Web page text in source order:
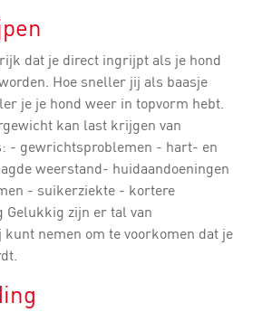
dat je direct ingrijpt als je hond
Hoe sneller jij als baasje
je je hond weer in topvorm hebt.
kan last krijgen van
- gewrichtsproblemen - hart- en
weerstand- huidaandoeningen
- suikerziekte - kortere
Gelukkig zijn er tal van
nemen om te voorkomen dat je